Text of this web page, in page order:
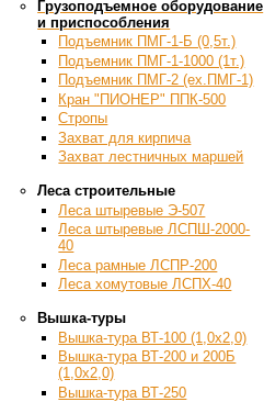
Грузоподъемное оборудование
и приспособления
Подъемник ПМГ-1-Б (0,5т.)
Подъемник ПМГ-1-1000 (1т.)
Подъемник ПМГ-2 (ex.ПМГ-1)
Кран "ПИОНЕР" ППК-500
Стропы
Захват для кирпича
Захват лестничных маршей
Леса строительные
Леса штыревые Э-507
Леса штыревые ЛСПШ-2000-
40
Леса рамные ЛСПР-200
Леса хомутовые ЛСПХ-40
Вышка-туры
Вышка-тура ВТ-100 (1,0х2,0)
Вышка-тура ВТ-200 и 200Б
(1,0х2,0)
Вышка-тура ВТ-250